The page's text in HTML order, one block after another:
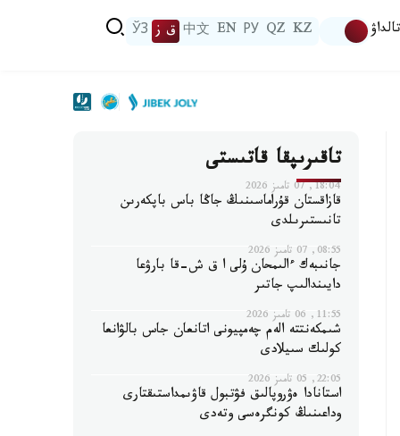
تالداۋ KZ
QZ
РУ
EN
中文 ق ز ЎЗ
تاقىرىپقا قاتىستى
18:04, 07 تامىز 2026
قازاقستان قۇراماسىنىڭ جاڭا باس باپكەرىن
تانىستىرىلدى
08:55, 07 تامىز 2026
جانىبەك ءالىمحان ۇلى ا ق ش-قا بارۋعا
دايىندالىپ جاتىر
11:55, 06 تامىز 2026
شىمكەنتتە الەم چەمپيونى اتانعان جاس بالۋانعا
كولىك سىيلادى
22:05, 05 تامىز 2026
استانادا ەۋروپالىق فۋتبول قاۋىمداستىقتارى
وداعىنىڭ كونگرەسى وتەدى